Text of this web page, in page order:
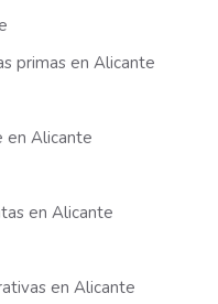
primas en Alicante
en Alicante
en Alicante
en Alicante